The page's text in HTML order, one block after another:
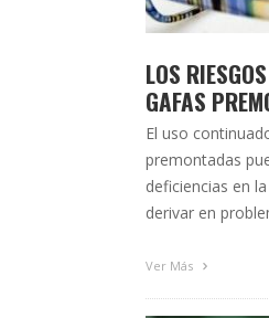
LOS
GAFAS
El uso
premontadas
deficiencias en
derivar en
próximo. •
Ver Más